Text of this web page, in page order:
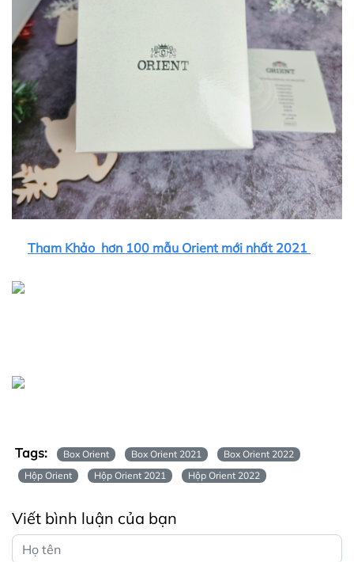
Tham Khảo hơn 100 mẫu Orient mới nhất 2021
Tags: Box Orient Box Orient 2021
Box Orient 2022
Hộp Orient
Hộp Orient 2021 Hộp Orient 2022
Viết bình luận của bạn